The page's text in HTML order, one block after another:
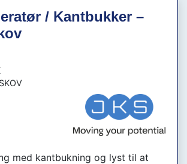
/ Kantbukker –
med kantbukning og lyst til at